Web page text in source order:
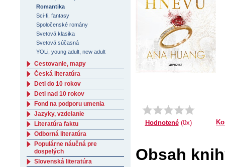
Hodnotené(0x)
Obsah
Romantika
Sci-fi, fantasy
Spoločenské romány
Svetová klasika
Svetová súčasná
YOLi, young adult, new adult
Cestovanie, mapy
Česká literatúra
Deti do 10 rokov
Deti nad 10 rokov
Fond na podporu umenia
Jazyky, vzdelanie
Literatúra faktu
Odborná literatúra
Populárne náučná pre
dospelých
Slovenská literatúra